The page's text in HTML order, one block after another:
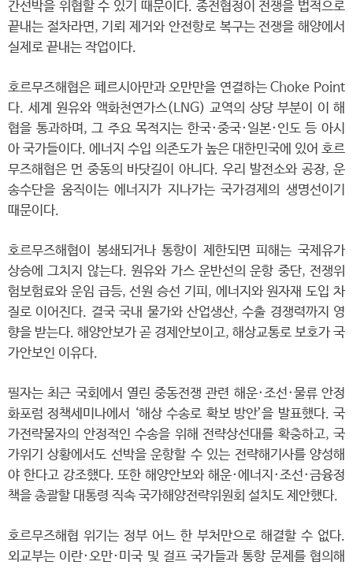
간선박을 위협할 수 있기 때문이다. 종전협정이 전쟁을 법적으로
끝내는 절차라면, 기뢰 제거와 안전항로 복구는 전쟁을 해양에서
실제로 끝내는 작업이다.
호르무즈해협은 페르시아만과 오만만을 연결하는 Choke Point
다. 세계 원유와 액화천연가스(LNG) 교역의 상당 부분이 이 해
협을 통과하며, 그 주요 목적지는 한국·중국·일본·인도 등 아시
아 국가들이다. 에너지 수입 의존도가 높은 대한민국에 있어 호르
무즈해협은 먼 중동의 바닷길이 아니다. 우리 발전소와 공장, 운
송수단을 움직이는 에너지가 지나가는 국가경제의 생명선이기
때문이다.
호르무즈해협이 봉쇄되거나 통항이 제한되면 피해는 국제유가
상승에 그치지 않는다. 원유와 가스 운반선의 운항 중단, 전쟁위
험보험료와 운임 급등, 선원 승선 기피, 에너지와 원자재 도입 차
질로 이어진다. 결국 국내 물가와 산업생산, 수출 경쟁력까지 영
향을 받는다. 해양안보가 곧 경제안보이고, 해상교통로 보호가 국
가안보인 이유다.
필자는 최근 국회에서 열린 중동전쟁 관련 해운·조선·물류 안정
화포럼 정책세미나에서 ‘해상 수송로 확보 방안’을 발표했다. 국
가전략물자의 안정적인 수송을 위해 전략상선대를 확충하고, 국
가위기 상황에서도 선박을 운항할 수 있는 전략해기사를 양성해
야 한다고 강조했다. 또한 해양안보와 해운·에너지·조선·금융정
책을 총괄할 대통령 직속 국가해양전략위원회 설치도 제안했다.
호르무즈해협 위기는 정부 어느 한 부처만으로 해결할 수 없다.
외교부는 이란·오만·미국 및 걸프 국가들과 통항 문제를 협의해